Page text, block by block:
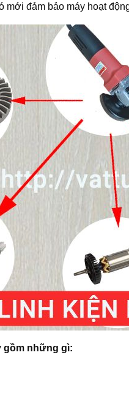
mới đảm bảo máy hoạt
gồm những gì: